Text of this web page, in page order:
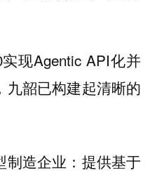
现Agentic API化并
九韶已构建起清晰的
制造企业：提供基于